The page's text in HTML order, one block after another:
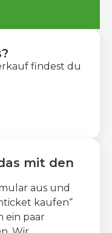
findest du
mit den
aus und
kaufen“
ein paar